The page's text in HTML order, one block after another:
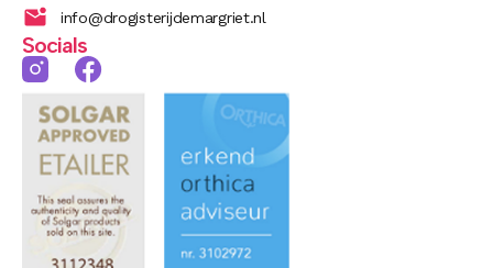
info@drogisterijdemargriet.nl
Socials